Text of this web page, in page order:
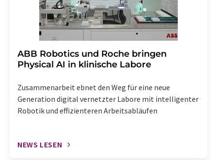
​​​​​​​ABB Robotics und Roche bringen
Physical AI in klinische Labore
Zusammenarbeit ebnet den Weg für eine neue
Generation digital vernetzter Labore mit intelligenter
Robotik und effizienteren Arbeitsabläufen
NEWS LESEN